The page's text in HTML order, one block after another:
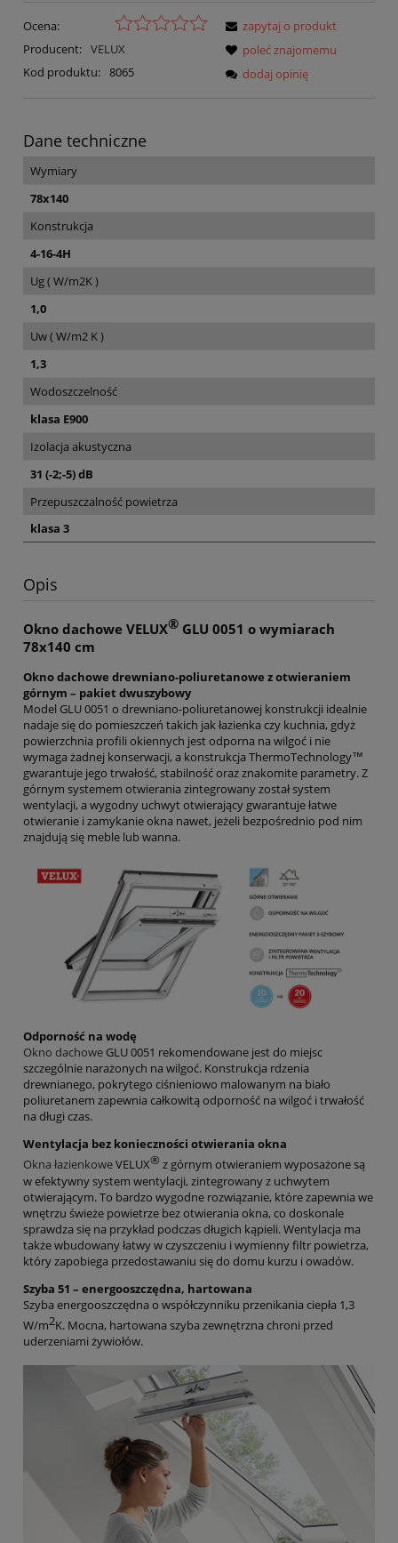
Ocena:
Producent: VELUX
Kod produktu: 8065
zapytaj o produkt
poleć znajomemu
dodaj opinię
Dane techniczne
Wymiary
78x140
Konstrukcja
4-16-4H
Ug ( W/m2K )
1,0
Uw ( W/m2 K )
1,3
Wodoszczelność
klasa E900
Izolacja akustyczna
31 (-2;-5) dB
Przepuszczalność powietrza
klasa 3
Opis
Okno dachowe VELUX® GLU 0051 o wymiarach
78x140 cm
Okno dachowe drewniano-poliuretanowe z otwieraniem
górnym – pakiet dwuszybowy
Model GLU 0051 o drewniano-poliuretanowej konstrukcji idealnie
nadaje się do pomieszczeń takich jak łazienka czy kuchnia, gdyż
powierzchnia profili okiennych jest odporna na wilgoć i nie
wymaga żadnej konserwacji, a konstrukcja ThermoTechnology™
gwarantuje jego trwałość, stabilność oraz znakomite parametry. Z
górnym systemem otwierania zintegrowany został system
wentylacji, a wygodny uchwyt otwierający gwarantuje łatwe
otwieranie i zamykanie okna nawet, jeżeli bezpośrednio pod nim
znajdują się meble lub wanna.
Odporność na wodę
Okno dachowe GLU 0051 rekomendowane jest do miejsc
szczególnie narażonych na wilgoć. Konstrukcja rdzenia
drewnianego, pokrytego ciśnieniowo malowanym na biało
poliuretanem zapewnia całkowitą odporność na wilgoć i trwałość
na długi czas.
Wentylacja bez konieczności otwierania okna
Okna łazienkoweVELUX® z górnym otwieraniem wyposażone są
w efektywny system wentylacji, zintegrowany z uchwytem
otwierającym. To bardzo wygodne rozwiązanie, które zapewnia we
wnętrzu świeże powietrze bez otwierania okna, co doskonale
sprawdza się na przykład podczas długich kąpieli. Wentylacja ma
także wbudowany łatwy w czyszczeniu i wymienny filtr powietrza,
który zapobiega przedostawaniu się do domu kurzu i owadów.
Szyba 51 – energooszczędna, hartowana
Szyba energooszczędna o współczynniku przenikania ciepła 1,3
W/m2K. Mocna, hartowana szyba zewnętrzna chroni przed
uderzeniami żywiołów.